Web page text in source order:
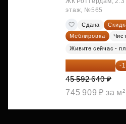
этаж, №565
Сдана
Меблировка
Живите сейчас -
40 577 450 ₽ -
45 592 640 ₽
745 909 ₽ за м²